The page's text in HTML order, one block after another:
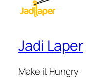
Jadi Laper
Make it Hungry